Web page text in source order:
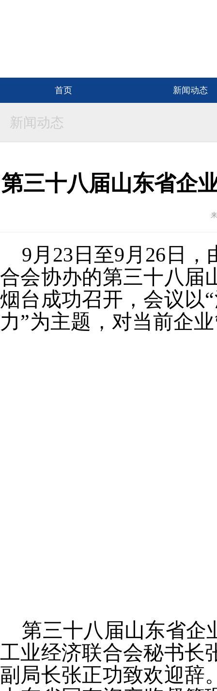
首页 新闻动态
新闻动态
第三十八届山东省企
9月 23 日至9月 26 日，
合会协办的第三十八 届
烟台成功召开，会议以“
力”为主题，对当前企
第三十八 届山东省企
工业经济联合会秘书长
副局长张正功致欢迎辞